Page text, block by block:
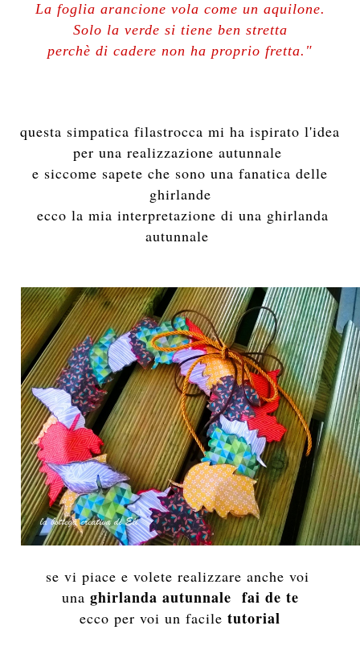
La foglia arancione vola come un aquilone.
Solo la verde si tiene ben stretta
perchè di cadere non ha proprio fretta."
questa simpatica filastrocca mi ha ispirato l'idea
per una realizzazione autunnale
e siccome sapete che sono una fanatica delle
ghirlande
ecco la mia interpretazione di una ghirlanda
autunnale
se vi piace e volete realizzare anche voi
una ghirlanda autunnale fai de te
ecco per voi un facile tutorial